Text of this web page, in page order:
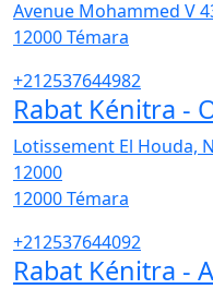
Avenue Mohammed V
12000Témara
+212537644982
Rabat Kénitra -
Lotissement El Houda,
12000
12000Témara
+212537644092
Rabat Kénitra -